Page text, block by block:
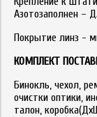
Азотозаполнен –
Покрытие линз -
КОМПЛЕКТ
Бинокль, чехол,
очистки оптики,
талон,